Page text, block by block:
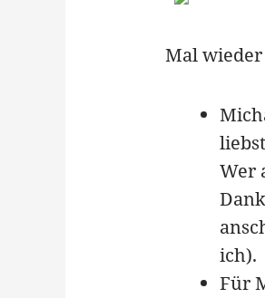
Mal
Wer
ich).
Für